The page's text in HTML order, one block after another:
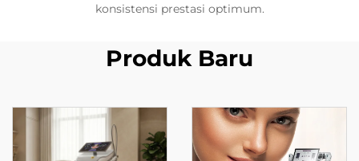
konsistensi prestasi optimum.
Produk Baru